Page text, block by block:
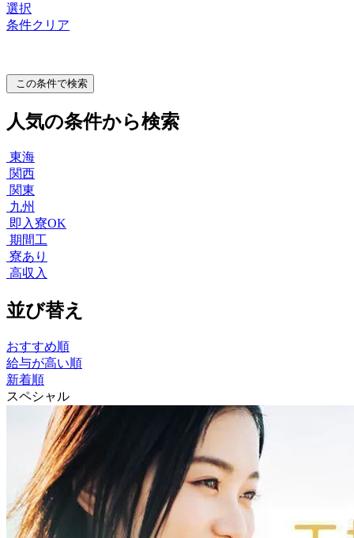
選択
条件クリア
この条件で検索
人気の条件から検索
東海
関西
関東
九州
即入寮OK
期間工
寮あり
高収入
並び替え
おすすめ順
給与が高い順
新着順
スペシャル